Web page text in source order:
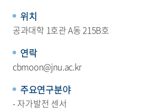
위치
공과대학 1호관 A동 215B호
연락
cbmoon@jnu.ac.kr
주요연구분야
- 자가발전 센서